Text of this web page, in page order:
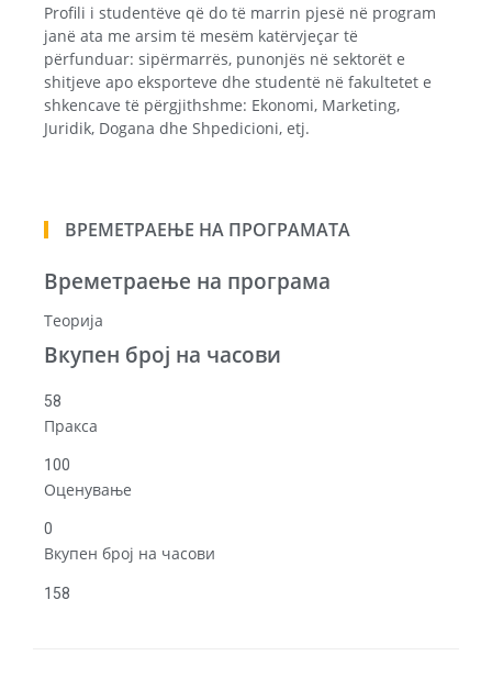
Profili i studentëve që do të marrin pjesë në program
janë ata me arsim të mesëm katërvjeçar të
përfunduar: sipërmarrës, punonjës në sektorët e
shitjeve apo eksporteve dhe studentë në fakultetet e
shkencave të përgjithshme: Ekonomi, Marketing,
Juridik, Dogana dhe Shpedicioni, etj.
ВРЕМЕТРАЕЊЕ НА ПРОГРАМАТА
Времетраење на програма
Теорија
Вкупен број на часови
58
Пракса
100
Оценување
0
Вкупен број на часови
158